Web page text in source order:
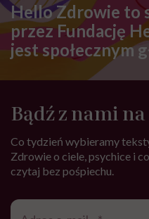
Hello Zdrowie to
przez Fundację
jest społecznym
Bądź z nami
Co tydzień wybieramy
Zdrowie o ciele, psychice i
czytaj bez pośpiechu.
Adres